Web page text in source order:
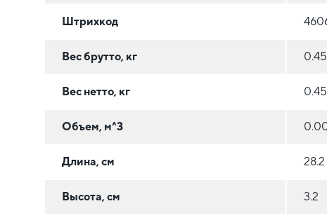
Штрихкод
Вес брутто, кг
Вес нетто, кг
Объем, м^3
Длина, см 28.2
Высота, см 3.2